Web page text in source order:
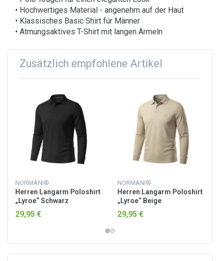
• Hochwertiges Material - angenehm auf der Haut
• Klassisches Basic Shirt für Männer
• Atmungsaktives T-Shirt mit langen Ärmeln
Zusätzlich empfohlene Artikel
NORMANI®
Herren Langarm Poloshirt
„Lyroe“ Schwarz
29,95 €
NORMANI®
Herren Langarm Poloshirt
„Lyroe“ Beige
29,95 €